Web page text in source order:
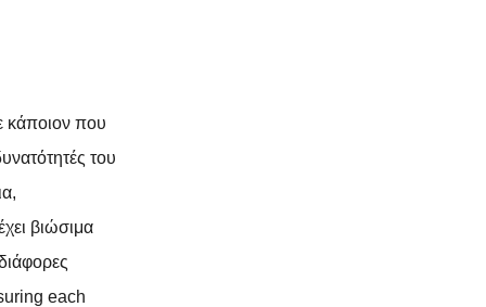
κάποιον που
του
βιώσιμα
each